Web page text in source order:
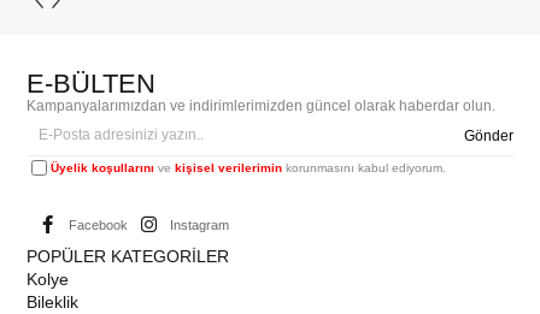
E-BÜLTEN
Kampanyalarımızdan ve indirimlerimizden güncel olarak haberdar olun.
Gönder
Üyelik koşullarını ve kişisel verilerimin korunmasını kabul ediyorum.
Facebook Instagram
POPÜLER KATEGORİLER
Kolye
Bileklik